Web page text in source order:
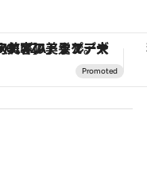
「ReFa GINZA」クルーズ 【夏限定ディナーコース】旬を